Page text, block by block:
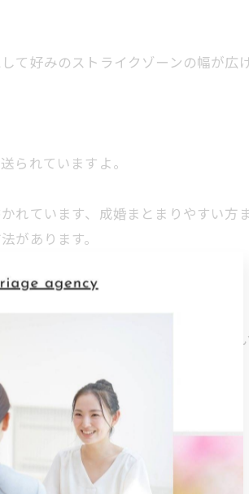
好みのストライクゾーンの幅が広
られていますよ。
れています、成婚まとまりやすい方
があります。
スが転がり込んだリ良い方向に導